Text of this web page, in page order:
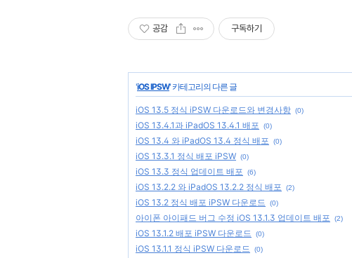
공감 구독하기
'iOS IPSW' 카테고리의 다른 글
iOS 13.5 정식 iPSW 다운로드와 변경사항 (0)
iOS 13.4.1과 iPadOS 13.4.1 배포 (0)
iOS 13.4 와 iPadOS 13.4 정식 배포 (0)
iOS 13.3.1 정식 배포 iPSW (0)
iOS 13.3 정식 업데이트 배포 (6)
iOS 13.2.2 와 iPadOS 13.2.2 정식 배포 (2)
iOS 13.2 정식 배포 iPSW 다운로드 (0)
아이폰 아이패드 버그 수정 iOS 13.1.3 업데이트 배포 (2)
iOS 13.1.2 배포 iPSW 다운로드 (0)
iOS 13.1.1 정식 iPSW 다운로드 (0)